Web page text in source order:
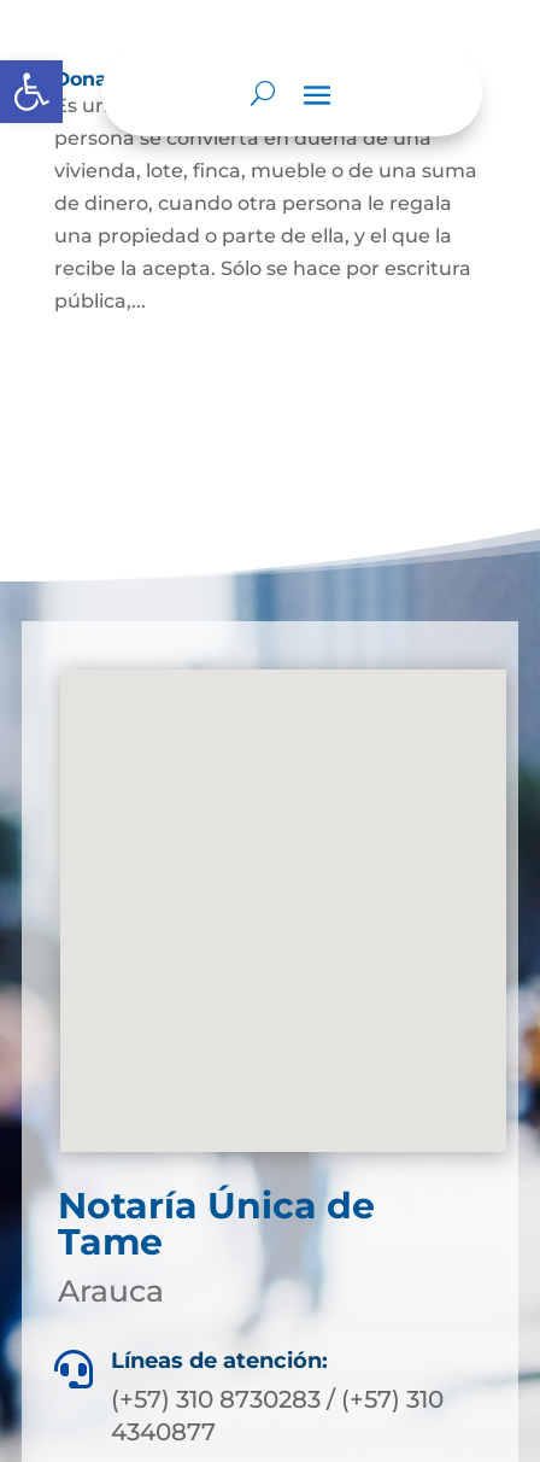
Abrir barra de herramientas
Donación
Es uno de los contratos cuyo fin es que una
persona se convierta en dueña de una
vivienda, lote, finca, mueble o de una suma
de dinero, cuando otra persona le regala
una propiedad o parte de ella, y el que la
recibe la acepta. Sólo se hace por escritura
pública,...
Notaría Única de
Tame
Arauca
 Líneas de atención:
(+57) 310 8730283 / (+57) 310
4340877